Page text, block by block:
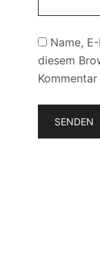
Name,
diesem